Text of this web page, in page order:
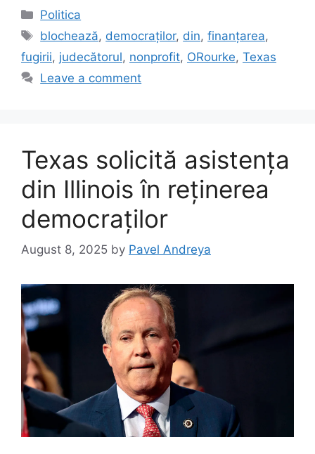
Categories
Politica
Tags
blochează, democraților, din,finanțarea,
fugirii, judecătorul, nonprofit, ORourke, Texas
Leave a comment
Texas solicită asistența
din Illinois în reținerea
democraților
August 8, 2025 by Pavel Andreya